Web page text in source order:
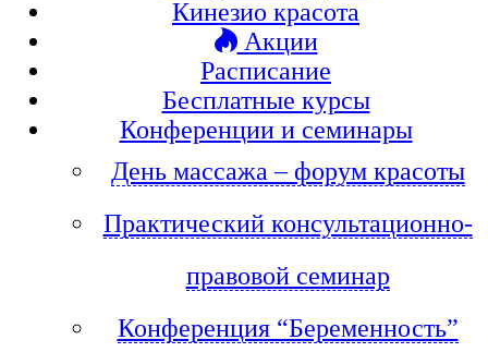
Кинезио красота
Акции
Расписание
Бесплатные курсы
Конференции и семинары
День массажа – форум красоты
Практический консультационно-
правовой семинар
Конференция “Беременность”